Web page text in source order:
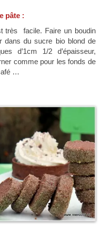
pâte :
très facile. Faire un boudin
dans du sucre bio blond de
d’1cm 1/2 d’épaisseur,
comme pour les fonds de
…